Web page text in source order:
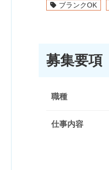
ブランクOK
募集要項
職種
仕事内容